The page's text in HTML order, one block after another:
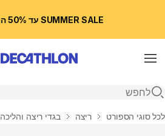
SUMMER SALE עד 50% הנחה 🛍️
Menu
פתיחת חיפוש
בית
לכל סוגי הספורט ריצה בגדי ריצה והליכה